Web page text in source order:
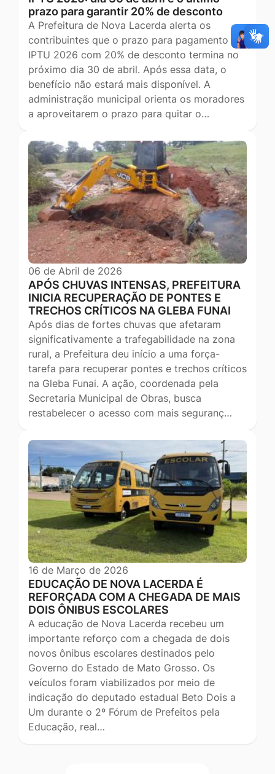
prazo para garantir 20% de desconto
A Prefeitura de Nova Lacerda alerta os
contribuintes que o prazo para pagamento do
IPTU 2026 com 20% de desconto termina no
próximo dia 30 de abril. Após essa data, o
benefício não estará mais disponível. A
administração municipal orienta os moradores
a aproveitarem o prazo para quitar o…
06 de Abril de 2026
APÓS CHUVAS INTENSAS, PREFEITURA
INICIA RECUPERAÇÃO DE PONTES E
TRECHOS CRÍTICOS NA GLEBA FUNAI
Após dias de fortes chuvas que afetaram
significativamente a trafegabilidade na zona
rural, a Prefeitura deu início a uma força-
tarefa para recuperar pontes e trechos críticos
na Gleba Funai. A ação, coordenada pela
Secretaria Municipal de Obras, busca
restabelecer o acesso com mais seguranç…
16 de Março de 2026
EDUCAÇÃO DE NOVA LACERDA É
REFORÇADA COM A CHEGADA DE MAIS
DOIS ÔNIBUS ESCOLARES
A educação de Nova Lacerda recebeu um
importante reforço com a chegada de dois
novos ônibus escolares destinados pelo
Governo do Estado de Mato Grosso. Os
veículos foram viabilizados por meio de
indicação do deputado estadual Beto Dois a
Um durante o 2º Fórum de Prefeitos pela
Educação, real…